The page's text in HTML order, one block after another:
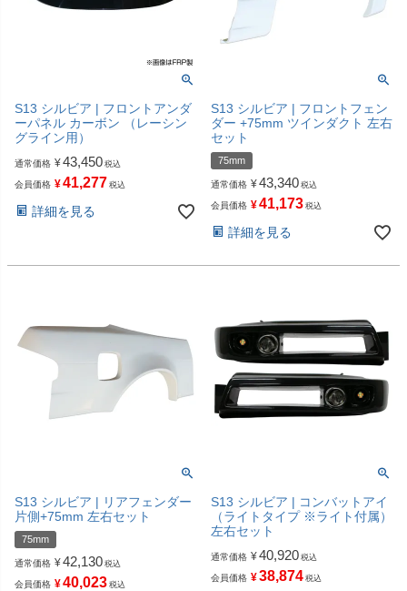
S13 シルビア | フロントアンダ
ーパネル カーボン （レーシン
グライン用）
通常価格 ¥43,450 税込
会員価格 ¥41,277 税込
詳細を見る
S13 シルビア | フロントフェン
ダー +75mm ツインダクト 左右
セット
75mm
通常価格 ¥43,340 税込
会員価格 ¥41,173 税込
詳細を見る
S13 シルビア | リアフェンダー
片側+75mm 左右セット
75mm
通常価格 ¥42,130 税込
会員価格 ¥40,023 税込
S13 シルビア | コンバットアイ
（ライトタイプ ※ライト付属）
左右セット
通常価格 ¥40,920 税込
会員価格 ¥38,874 税込